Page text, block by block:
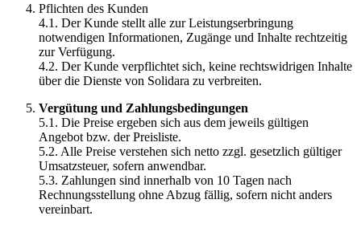
Pflichten des Kunden
4.1. Der Kunde stellt alle zur Leistungserbringung
notwendigen Informationen, Zugänge und Inhalte rechtzeitig
zur Verfügung.
4.2. Der Kunde verpflichtet sich, keine rechtswidrigen Inhalte
über die Dienste von Solidara zu verbreiten.
Vergütung und Zahlungsbedingungen
5.1. Die Preise ergeben sich aus dem jeweils gültigen
Angebot bzw. der Preisliste.
5.2. Alle Preise verstehen sich netto zzgl. gesetzlich gültiger
Umsatzsteuer, sofern anwendbar.
5.3. Zahlungen sind innerhalb von 10 Tagen nach
Rechnungsstellung ohne Abzug fällig, sofern nicht anders
vereinbart.